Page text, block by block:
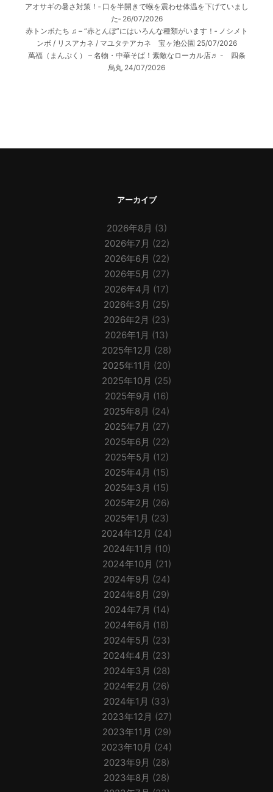
アオサギの暑さ対策！‐ 口を半開きで喉を震わせ体温を下げていまし
た‐ 26/07/2026
赤トンボたち ♫ – “赤とんぼ”にはいろんな種類がいます！‐ ノシメト
ンボ / リスアカネ / マユタテアカネ 宝ヶ池公園 25/07/2026
萬福（まんぷく） – 名物・中華そば！素敵なローカル店♬ - 四条
烏丸 24/07/2026
アーカイブ
2026年8月 (3)
2026年7月 (22)
2026年6月 (22)
2026年5月 (27)
2026年4月 (17)
2026年3月 (25)
2026年2月 (23)
2026年1月 (13)
2025年12月 (28)
2025年11月 (20)
2025年10月 (25)
2025年9月 (16)
2025年8月 (24)
2025年7月 (27)
2025年6月 (22)
2025年5月 (12)
2025年4月 (15)
2025年3月 (15)
2025年2月 (26)
2025年1月 (23)
2024年12月 (24)
2024年11月 (10)
2024年10月 (21)
2024年9月 (24)
2024年8月 (29)
2024年7月 (14)
2024年6月 (18)
2024年5月 (23)
2024年4月 (23)
2024年3月 (28)
2024年2月 (26)
2024年1月 (33)
2023年12月 (27)
2023年11月 (29)
2023年10月 (24)
2023年9月 (28)
2023年8月 (28)